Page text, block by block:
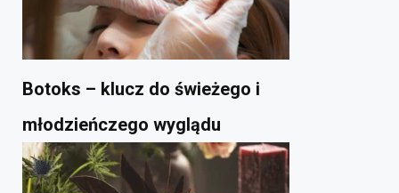
Botoks – klucz do świeżego i
młodzieńczego wyglądu